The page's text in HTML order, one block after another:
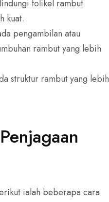
folikel rambut
kuat.
pengambilan atau
rambut yang lebih
struktur rambut yang lebih
ialah beberapa cara